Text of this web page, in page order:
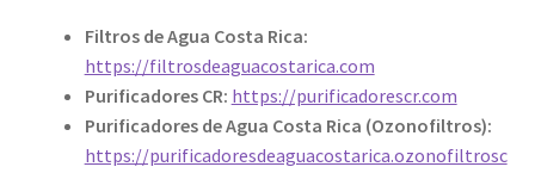
Filtros de Agua Costa Rica:
https://filtrosdeaguacostarica.com
Purificadores CR: https://purificadorescr.com
Purificadores de Agua Costa Rica (Ozonofiltros):
https://purificadoresdeaguacostarica.ozonofiltrosc